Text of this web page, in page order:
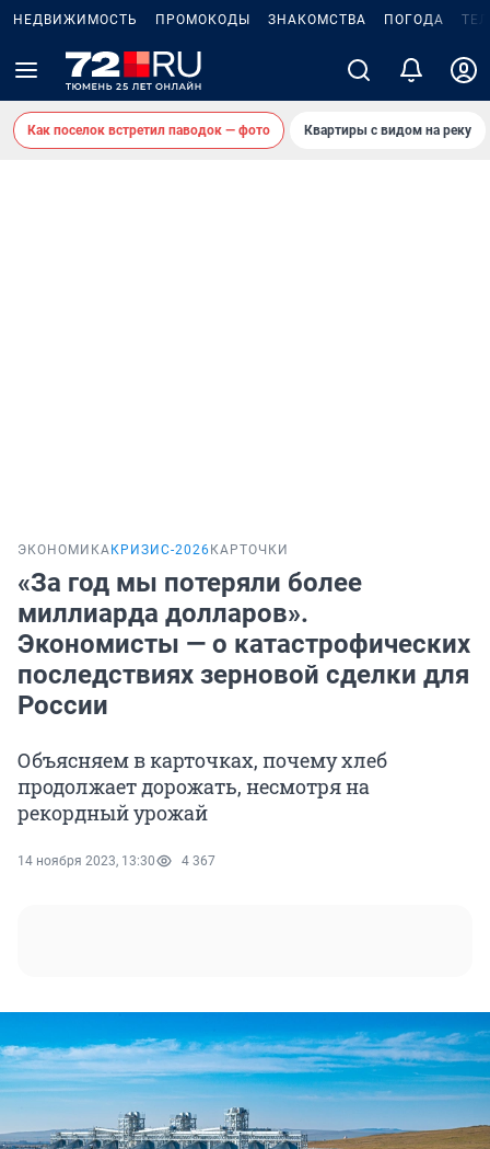
НЕДВИЖИМОСТЬ ПРОМОКОДЫ ЗНАКОМСТВА ПОГОДА
Как поселок встретил паводок — фото Квартиры с видом на реку
ЭКОНОМИКА КРИЗИС-2026 КАРТОЧКИ
«За год мы потеряли более
миллиарда долларов».
Экономисты — о катастрофических
последствиях зерновой сделки для
России
Объясняем в карточках, почему хлеб
продолжает дорожать, несмотря на
рекордный урожай
14 ноября 2023, 13:30 4 367